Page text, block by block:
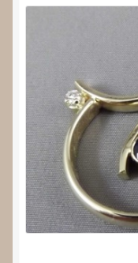
Nieuws
Video’s